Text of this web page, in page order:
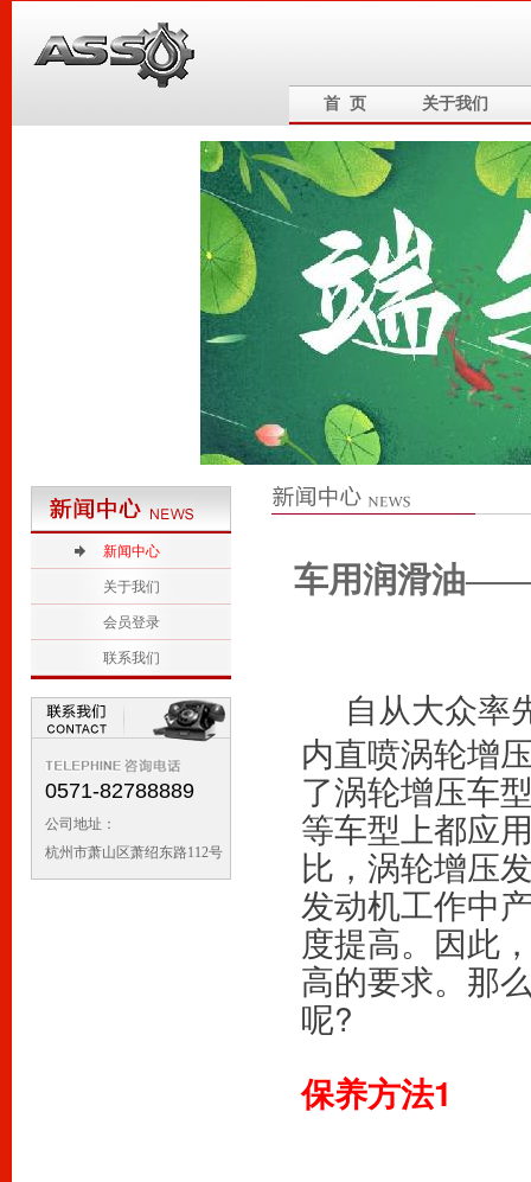
首 页 关于我们
5
3
新闻中心
关于我们
会员登录
联系我们
0571-82788889
公司地址：
杭州市萧山区萧绍东路112号
车用润滑油——
自从大众
内直喷涡轮增
了涡轮增压车
等车型上都应
比，涡轮增压
发动机工作中
度提高。因此
高的要求。那
呢?
保养方法1